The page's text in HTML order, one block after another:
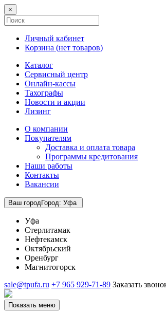
×
Личный кабинет
Корзина (нет товаров)
Каталог
Сервисный центр
Онлайн-кассы
Тахографы
Новости и акции
Лизинг
О компании
Покупателям
Доставка и оплата товара
Программы кредитования
Наши работы
Контакты
Вакансии
Ваш городГород: Уфа
Уфа
Стерлитамак
Нефтекамск
Октябрьский
Оренбург
Магнитогорск
sale@tpufa.ru +7 965 929-71-89 Заказать
Показать меню